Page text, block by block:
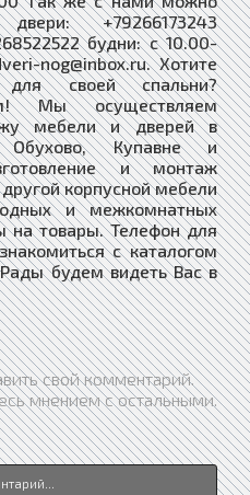
+79266173243
будни: с 10.00-
nog@inbox.ru. Хотите
для своей спальни?
Мы осуществляем
мебели и дверей в
Обухово, Купавне и
и монтаж
корпусной мебели
и межкомнатных
на товары. Телефон для
с каталогом
будем видеть Вас в
свой комментарий.
мнением с остальными.